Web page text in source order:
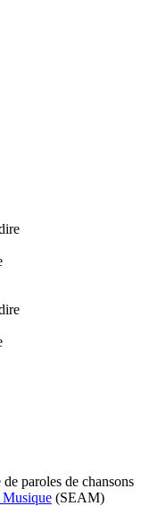
paroles de chansons
Musique (SEAM)